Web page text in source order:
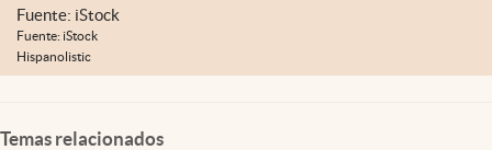
Fuente: iStock
Fuente: iStock
Hispanolistic
Temas relacionados